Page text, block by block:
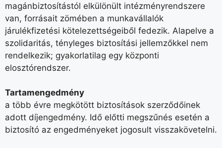
magánbiztosítástól elkülönült intézményrendszere
van, forrásait zömében a munkavállalók
járulékfizetési kötelezettségeiből fedezik. Alapelve a
szolidaritás, tényleges biztosítási jellemzőkkel nem
rendelkezik; gyakorlatilag egy központi
elosztórendszer.
Tartamengedmény
a több évre megkötött biztosítások szerződőinek
adott díjengedmény. Idő előtti megszűnés esetén a
biztosító az engedményeket jogosult visszakövetelni.